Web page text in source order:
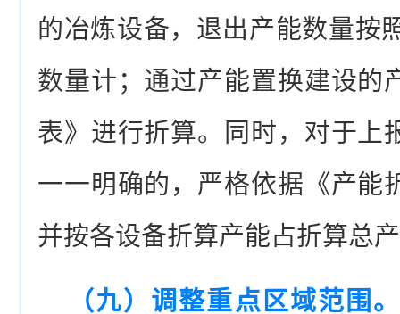
的冶炼设备，退出产能数量按
数量计；通过产能置换建设的
表》进行折算。同时，对于上
一一明确的，严格依据《产能
并按各设备折算产能占折算总
（九）调整重点区域范围